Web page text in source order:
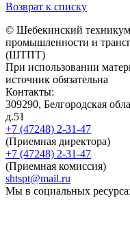
Возврат к списку
© Шебекинский техникум
промышленности и
(ШТПТ)
При использовании
источник обязательна
Контакты:
309290, Белгородская
д.51
+7 (47248) 2-31-47
(Приемная директора)
+7 (47248) 2-31-47
(Приемная комиссия)
shtspt@mail.ru
Мы в социальных